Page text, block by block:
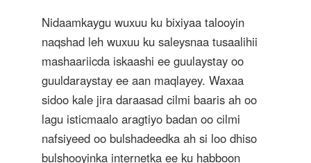
Nidaamkaygu wuxuu ku bixiyaa talooyin
naqshad leh wuxuu ku saleysnaa tusaalihii
mashaariicda iskaashi ee guulaystay oo
guuldaraystay ee aan maqlayey. Waxaa
sidoo kale jira daraasad cilmi baaris ah oo
lagu isticmaalo aragtiyo badan oo cilmi
nafsiyeed oo bulshadeedka ah si loo dhiso
bulshooyinka internetka ee ku habboon